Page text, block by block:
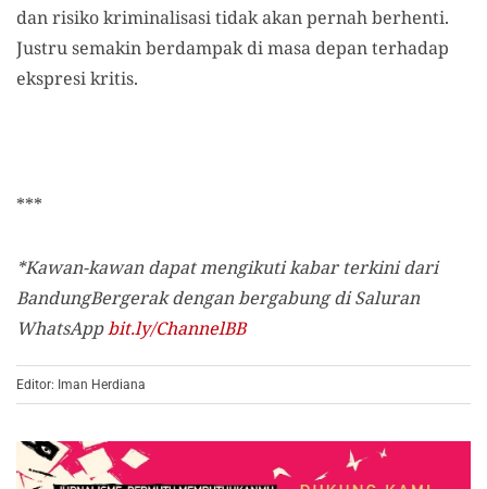
dan risiko kriminalisasi tidak akan pernah berhenti.
Justru semakin berdampak di masa depan terhadap
ekspresi kritis.
***
*Kawan-kawan dapat mengikuti kabar terkini dari
BandungBergerak dengan bergabung di Saluran
WhatsAppbit.ly/ChannelBB
Editor: Iman Herdiana